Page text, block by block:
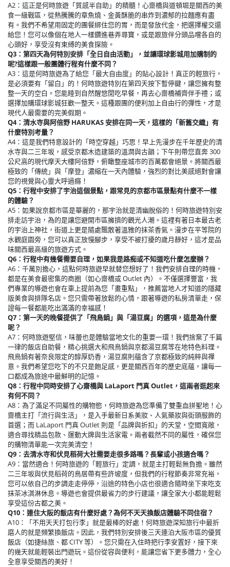
A2：這正是何時旅遊「質感半自助」的精髓！心齋橋與道頓堀是關西的美
食一級戰區，從熱騰騰的章魚燒、金黃酥脆的串炸到濃郁的拉麵應有盡
有。我們不希望用固定的團餐綁住您的胃，而是發放代金，把選擇權交還
給您！您可以像個在地人一樣鑽進巷弄尋寶，或是跟旅伴分頭品嚐各自的
心頭好，享受沒有束縛的美食探險。
Q3：第四天為何特別安排「全日自由活動」，並讓環球影城用加購制的
呢?這樣跟一般團體行程有什麼不同？
A3：這是何時旅遊為了給您「最大自由度」的貼心設計！真正的輕旅行，
是必須要有「留白」的！何時旅遊特別在第四天按下暫停鍵，讓您擁有整
整一天的空白。您能睡到自然醒悠閒吃早餐，再去心齋橋補齊伴手禮；或
選擇加購環球影城狂歡一整天。這種跟團的便利加上自由行的彈性，才是
現代人最需要的完美假期。
Q4：清水寺與阿倍野 HARUKAS 安排在同一天，這樣的「新舊交織」有
什麼特別考量？
A4：這是我們特意設計的「時空穿越」巧思！早上先漫步在千年歷史的清
水寺與二三年坂，感受京都木造建築的溫潤與古韻；下午則帶您直奔 300
公尺高的現代摩天大樓阿倍野，俯瞰整座城市的百萬都會絕景。將關西最
極致的「傳統」與「摩登」濃縮在一天內體驗，強烈的對比美感絕對會讓
您的視覺與心靈大呼過癮！
Q5：行程中安排了宇治這個景點，跟常見的京都市區景點有什麼不一樣
的體驗？
A5：如果說京都市區是華麗的，那宇治就是清幽脫俗的！何時旅遊特別安
排走訪宇治，為的是讓您避開市區擁擠的觀光人潮。這裡有著日本最古老
的宇治上神社，街道上更是隨處飄散著溫雅的抹茶香氣。漫步在平等院的
水觀庭園旁，您可以真正放慢腳步，享受不被打擾的歲月靜好，這才是品
味關西最高級的旅遊方式。
Q6：行程中有幾餐需要自理，如果我是路痴或不知道吃什麼怎麼辦？
A6：千萬別擔心，這點何時旅遊早就替您想好了！我們安排自理的時機，
都是在美食最密集的商圈（如心齋橋或 Outlet 內）。不僅選擇豐富，我
們專業的導遊也會在車上提前為您「畫重點」，推薦當地人才知道的隱藏
版美食與排隊名店。您只需帶著放鬆的心情，跟著導遊的私房清單走，保
證每一餐都能吃出滿滿的幸福感！
Q7：第一天的晚餐提供了「飛鳥鍋」與「湯豆腐」的選項，這是為什麼
呢？
A7：何時旅遊堅信，味蕾也是體驗當地文化的重要一環！我們捨棄了千篇
一律的飯店自助餐，精心挑選大和飛鳥鍋與京都湯豆腐等在地特色料理。
飛鳥鍋有著奈良限定的醇厚奶香，湯豆腐則蘊含了京都極致的純粹與禪
意。我們希望您吃下的不只是飽足感，更是關西百年的歷史底蘊，讓每一
口都成為旅途中最鮮明的記憶。
Q8：行程中同時安排了心齋橋與 LaLaport 門真 Outlet，這兩者逛起來
有何不同？
A8：為了滿足不同屬性的購物慾，何時旅遊為您準備了雙重血拼聖地！心
齋橋主打「流行與生活」，是入手最新日系美妝、人氣藥妝與街頭服飾的
首選；而 LaLaport 門真 Outlet 則是「品牌與折扣」的天堂，空間寬敞，
適合尋找精品包款、運動大牌與生活家電。兩者截然不同的屬性，確保您
的購物清單能一次完美清空！
Q9：去清水寺和伏見稻荷大社需要走很多路嗎？長輩或小孩適合嗎？
A9：當然適合！何時旅遊的「輕旅行」定調，就是主打輕鬆無負擔。雖然
二三年坂與伏見稻荷的鳥居帶有些許坡度，但我們的行程節奏非常充裕，
您可以依自己的步調走走停停，沿途的特色小店也很適合隨時坐下來吃支
抹茶冰淇淋休息。導遊也會提供最省力的步行建議，讓全家大小都能輕鬆
享受這份古都之美。
Q10：連住大阪的飯店有什麼好處？為何不天天換飯店體驗不同住宿？
A10：「不用天天打包行李」就是最棒的好處！何時旅遊深知旅行中最折
磨人的就是頻繁換飯店。因此，我們特別安排後三天連泊大阪市區的優質
飯店（如捷絲旅、都 CITY 等）。您只需在入住時把行李安置好，接下來
的幾天就能輕裝出門遊玩。這份從容與便利，能讓您省下更多體力，全心
全意享受關西的美好！